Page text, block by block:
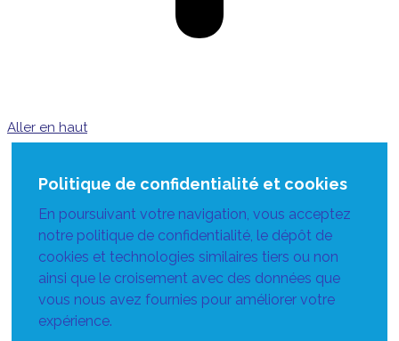
Aller en haut
Politique de confidentialité et cookies
En poursuivant votre navigation, vous acceptez
notre politique de confidentialité, le dépôt de
cookies et technologies similaires tiers ou non
ainsi que le croisement avec des données que
vous nous avez fournies pour améliorer votre
expérience.